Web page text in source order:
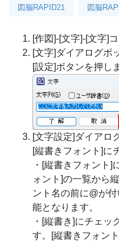
図脳RAPID21 図脳
[作図]-[文字]-[文字]
[文字]ダイアログボ
[設定]ボタンを押し
[文字設定]ダイアロ
[縦書きフォント]に
・[縦書きフォント]
ォント]の一覧から
ント名の前に@が
能となります。
・[縦書き]にチェッ
す。[縦書きフォン